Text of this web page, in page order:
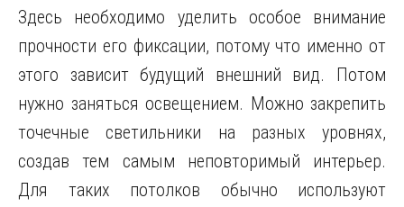
Здесь необходимо уделить особое внимание
прочности его фиксации, потому что именно от
этого зависит будущий внешний вид. Потом
нужно заняться освещением. Можно закрепить
точечные светильники на разных уровнях,
создав тем самым неповторимый интерьер.
Для таких потолков обычно используют